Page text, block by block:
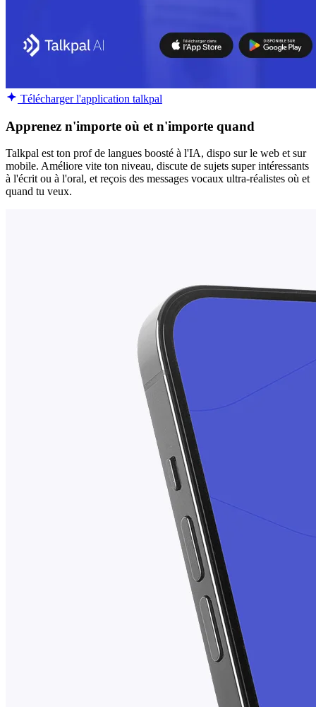
Télécharger l'application talkpal
Apprenez n'importe où et n'importe quand
Talkpal est ton prof de langues boosté à l'IA, dispo sur le web et sur
mobile. Améliore vite ton niveau, discute de sujets super intéressants
à l'écrit ou à l'oral, et reçois des messages vocaux ultra-réalistes où et
quand tu veux.